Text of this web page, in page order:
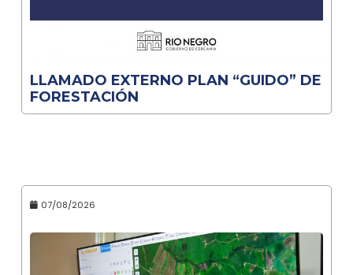
LLAMADO EXTERNO PLAN “GUIDO” DE
FORESTACIÓN
07/08/2026